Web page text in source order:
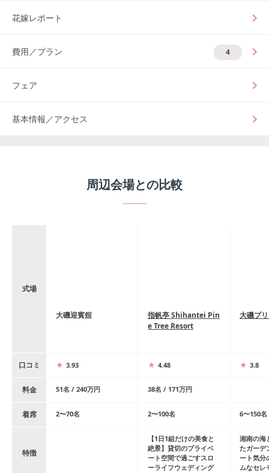
花嫁レポート
費用／プラン 4
フェア
基本情報／アクセス
周辺会場との比較
式場
大磯迎賓舘
指帆亭 Shihantei Pin
e Tree Resort
大磯プ
口コミ 3.93 4.48 3.8
料金 51名 / 240万円 38名 / 171万円
着席 2〜70名 2〜100名 6〜150名
特徴
【1日1組だけの美食と
絶景】貸切のプライベ
ート空間で過ごすスロ
ーライフウェディング
湘南の海
たガーデ
ート気分
ムなセレ